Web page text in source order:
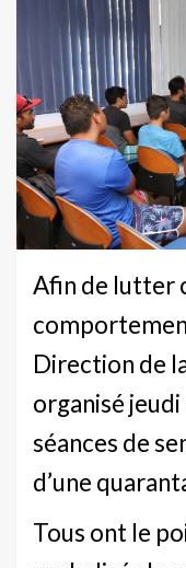
Afin de lutter
Direction de
organisé
séances de
d’une
Tous ont le